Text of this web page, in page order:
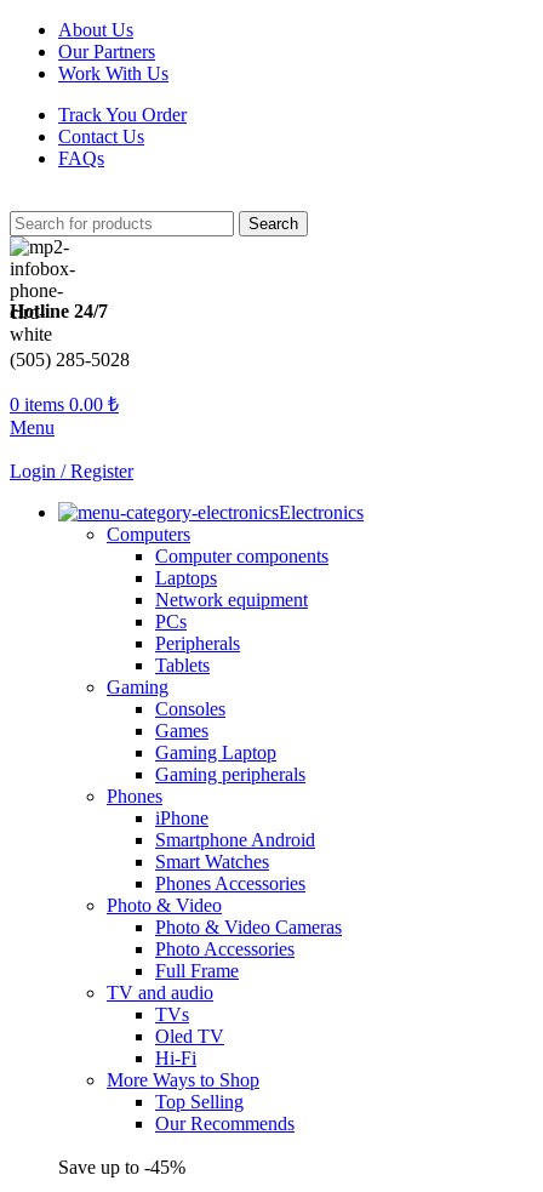
About Us
Our Partners
Work With Us
Track You Order
Contact Us
FAQs
Search
Hotline 24/7
(505) 285-5028
0 items 0.00 ₺
Menu
Login / Register
Electronics
Computers
Computer components
Laptops
Network equipment
PCs
Peripherals
Tablets
Gaming
Consoles
Games
Gaming Laptop
Gaming peripherals
Phones
iPhone
Smartphone Android
Smart Watches
Phones Accessories
Photo & Video
Photo & Video Cameras
Photo Accessories
Full Frame
TV and audio
TVs
Oled TV
Hi-Fi
More Ways to Shop
Top Selling
Our Recommends
Save up to -45%